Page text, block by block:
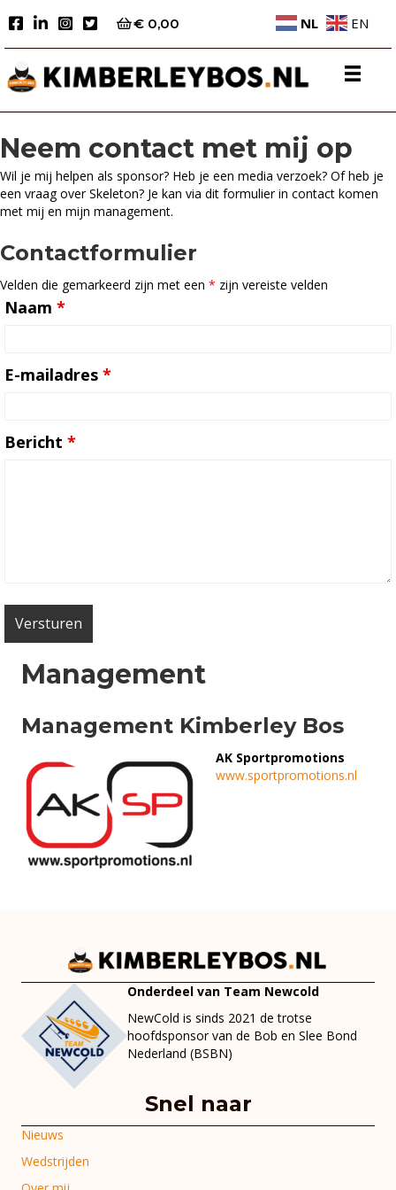
€ 0,00 NL EN
Neem contact met mij op
Wil je mij helpen als sponsor? Heb je een media verzoek? Of heb je
een vraag over Skeleton? Je kan via dit formulier in contact komen
met mij en mijn management.
Contactformulier
Velden die gemarkeerd zijn met een * zijn vereiste velden
Naam *
E-mailadres *
Bericht *
Management
Management Kimberley Bos
AK Sportpromotions
www.sportpromotions.nl
Onderdeel van Team Newcold
NewCold is sinds 2021 de trotse
hoofdsponsor van de Bob en Slee Bond
Nederland (BSBN)
Snel naar
Nieuws
Wedstrijden